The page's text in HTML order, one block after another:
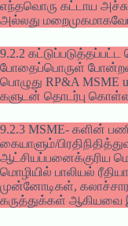
எந்தவொரு கட்டாய
அல்லது
9.2.2
போதைப்பொருள்
பொழுது RP&A
களுடன் தொடர்பு
9.2.3 MSME- களின்
கையாளும்/
ஆட்சியப்பனைக்குரிய
மொழியில் பாலியல்
முன்னோடிகள்,
கருத்துக்கள் ஆகியவை